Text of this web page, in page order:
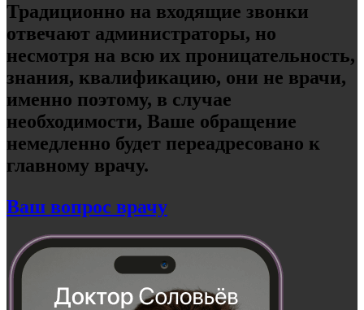
Традиционно на входящие звонки
отвечают администраторы, но
несмотря на всю их проницательность,
знания, квалификацию, они не врачи,
именно поэтому, в случае
необходимости, Ваше обращение
немедленно будет переадресовано к
главному врачу.
Ваш вопрос врачу